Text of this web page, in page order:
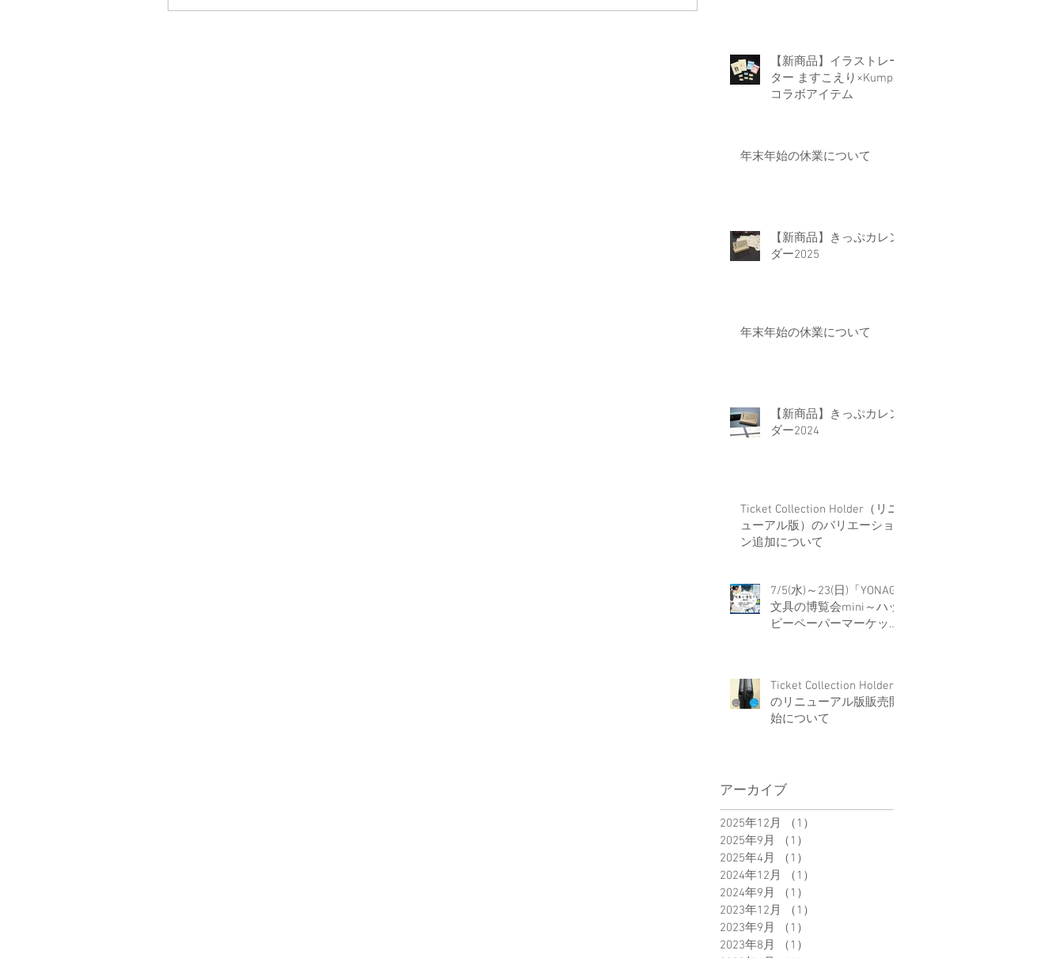
はこちらから↓
【新商品】イラストレー
ター ますこえり×Kumpel
コラボアイテム
年末年始の休業について
【新商品】きっぷカレン
ダー2025
年末年始の休業について
【新商品】きっぷカレン
ダー2024
Ticket Collection Holder（リニ
ューアル版）のバリエーショ
ン追加について
7/5(水)～23(日)「YONAGO
文具の博覧会mini～ハッ
ピーペーパーマーケット
Ticket Collection Holder
のリニューアル版販売開
始について
アーカイブ
2025年12月 （1）
2025年9月
（1）
2025年4月
（1）
2024年12月
（1）
2024年9月
（1）
2023年12月
（1）
2023年9月
（1）
2023年8月
（1）